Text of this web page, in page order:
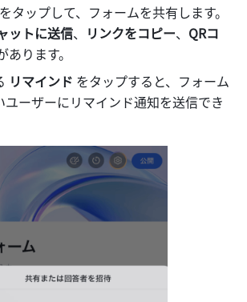
をタップして、フォームを共有します。
ットに送信、 リンクをコピー、 QRコ
あります。
リマインド をタップすると、フォーム
ユーザーにリマインド通知を送信でき